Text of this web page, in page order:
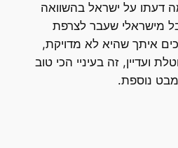
על ישראל בהשוואה
מישראלי שעבר לצרפת
איתך שהיא לא מדויקת,
זה בעיניי הכי טוב
נוספת.